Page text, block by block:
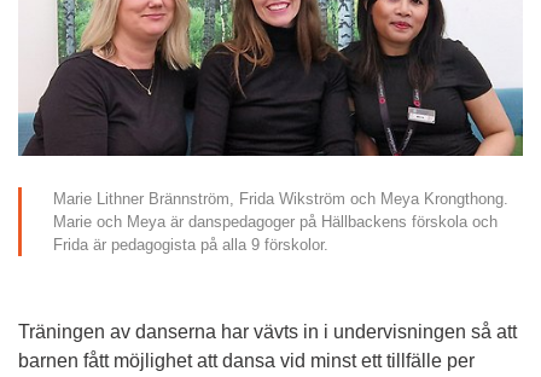
Marie Lithner Brännström, Frida Wikström och Meya Krongthong.
Marie och Meya är danspedagoger på Hällbackens förskola och
Frida är pedagogista på alla 9 förskolor.
Träningen av danserna har vävts in i undervisningen så att
barnen fått möjlighet att dansa vid minst ett tillfälle per